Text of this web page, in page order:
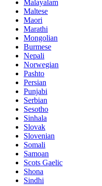
Malayalam
Maltese
Maori
Marathi
Mongolian
Burmese
Nepali
Norwegian
Pashto
Persian
Punjabi
Serbian
Sesotho
Sinhala
Slovak
Slovenian
Somali
Samoan
Scots Gaelic
Shona
Sindhi